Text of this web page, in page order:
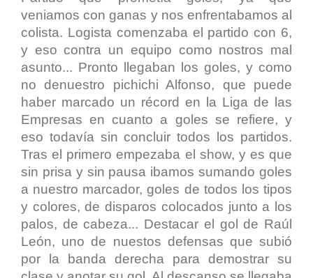
veniamos con ganas y nos enfrentabamos al
colista. Logista comenzaba el partido con 6,
y eso contra un equipo como nostros mal
asunto... Pronto llegaban los goles, y como
no denuestro pichichi Alfonso, que puede
haber marcado un récord en la Liga de las
Empresas en cuanto a goles se refiere, y
eso todavía sin concluir todos los partidos.
Tras el primero empezaba el show, y es que
sin prisa y sin pausa ibamos sumando goles
a nuestro marcador, goles de todos los tipos
y colores, de disparos colocados junto a los
palos, de cabeza... Destacar el gol de Raúl
León, uno de nuestos defensas que subió
por la banda derecha para demostrar su